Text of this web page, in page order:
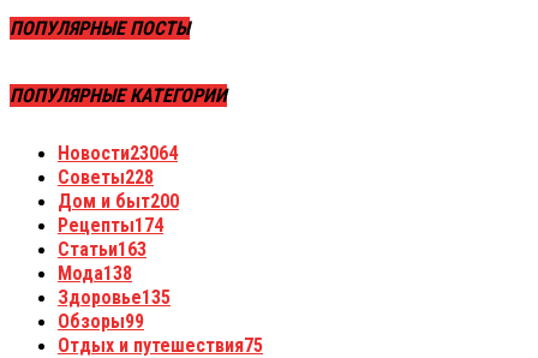
ПОПУЛЯРНЫЕ ПОСТЫ
ПОПУЛЯРНЫЕ КАТЕГОРИИ
Новости23064
Советы228
Дом и быт200
Рецепты174
Статьи163
Мода138
Здоровье135
Обзоры99
Отдых и путешествия75